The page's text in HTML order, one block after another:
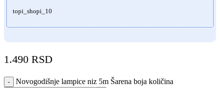
topi_shopi_10
1.490 RSD
- Novogodišnje lampice niz 5m Šarena boja količina